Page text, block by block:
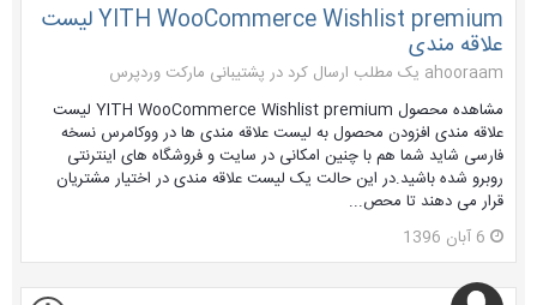
YITH WooCommerce Wishlist premium لیست
علاقه مندی
ahooraam یک مطلب ارسال کرد در
پشتیبانی مارکت وردپرس
مشاهده محصول YITH WooCommerce Wishlist premium لیست
علاقه مندی افزودن محصول به لیست علاقه مندی ها در ووکامرس نسخه
فارسی شاید شما هم با چنین امکانی در سایت و فروشگاه های اینترنتی
روبرو شده باشید.در این حالت یک لیست علاقه مندی در اختیار مشتریان
قرار می دهند تا محص...
6 آبان 1396